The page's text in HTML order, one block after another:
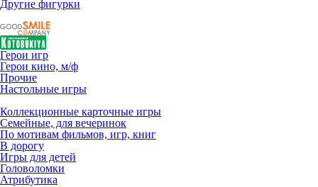
Другие фигурки
Герои игр
Герои кино, м/ф
Прочие
Настольные игры
Коллекционные карточные игры
Семейные, для вечеринок
По мотивам фильмов, игр, книг
В дорогу
Игры для детей
Головоломки
Атрибутика